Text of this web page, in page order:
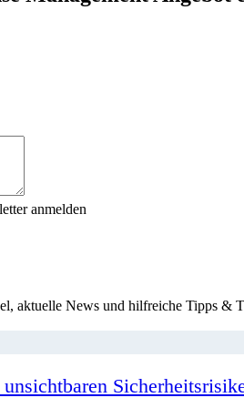
anmelden
aktuelle News und hilfreiche Tipps &
unsichtbaren